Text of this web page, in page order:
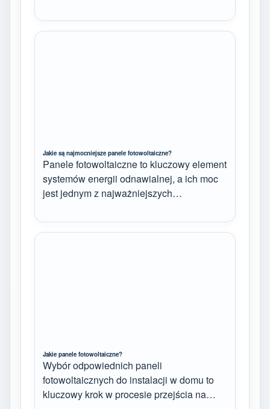
Jakie są najmocniejsze panele fotowoltaiczne?
Panele fotowoltaiczne to kluczowy element
systemów energii odnawialnej, a ich moc
jest jednym z najważniejszych…
Jakie panele fotowoltaiczne?
Wybór odpowiednich paneli
fotowoltaicznych do instalacji w domu to
kluczowy krok w procesie przejścia na…